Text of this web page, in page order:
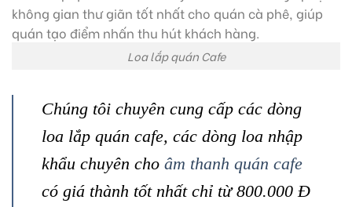
Loa lắp quán Cafe
Chúng tôi chuyên cung cấp các dòng
loa lắp quán cafe, các dòng loa nhập
khẩu chuyên cho âm thanh quán cafe
có giá thành tốt nhất chỉ từ 800.000 Đ